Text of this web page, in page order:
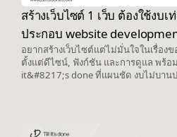
สร้างเว็บไซต์ 1 เว็บ ต้องใช้งบเ
ประกอบ website
อยากสร้างเว็บไซต์แต่ไม่มั่นใจในเรื่อง
ตั้งแต่ดีไซน์, ฟังก์ชัน และการดูแล พร้อ
it&#8217;s done ที่แผนชัด งบไม่บาน